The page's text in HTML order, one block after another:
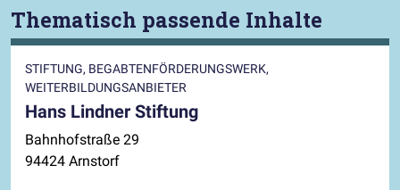
Thematisch passende Inhalte
STIFTUNG, BEGABTENFÖRDERUNGSWERK,
WEITERBILDUNGSANBIETER
Hans Lindner Stiftung
Bahnhofstraße 29
94424 Arnstorf